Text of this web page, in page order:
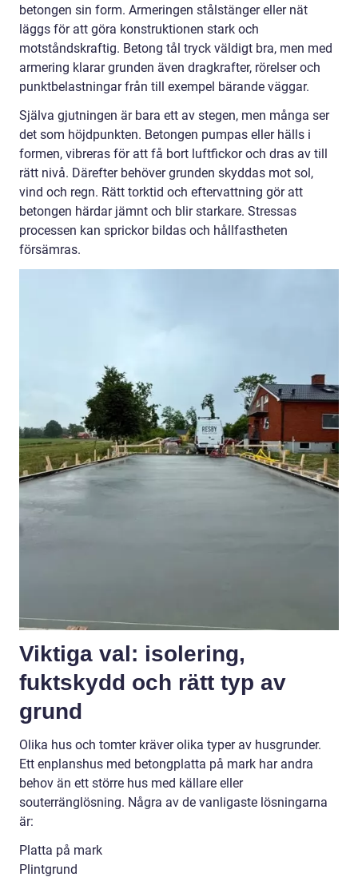
betongen sin form. Armeringen stålstänger eller nät
läggs för att göra konstruktionen stark och
motståndskraftig. Betong tål tryck väldigt bra, men med
armering klarar grunden även dragkrafter, rörelser och
punktbelastningar från till exempel bärande väggar.
Själva gjutningen är bara ett av stegen, men många ser
det som höjdpunkten. Betongen pumpas eller hälls i
formen, vibreras för att få bort luftfickor och dras av till
rätt nivå. Därefter behöver grunden skyddas mot sol,
vind och regn. Rätt torktid och eftervattning gör att
betongen härdar jämnt och blir starkare. Stressas
processen kan sprickor bildas och hållfastheten
försämras.
Viktiga val: isolering,
fuktskydd och rätt typ av
grund
Olika hus och tomter kräver olika typer av husgrunder.
Ett enplanshus med betongplatta på mark har andra
behov än ett större hus med källare eller
souterränglösning. Några av de vanligaste lösningarna
är:
Platta på mark
Plintgrund